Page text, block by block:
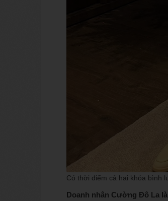
Có thời điểm cả hai khóa bình
Doanh nhân Cường Đô La